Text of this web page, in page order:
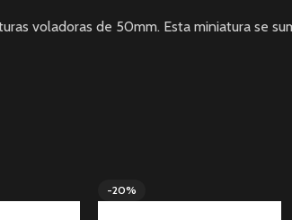
voladoras de 50mm. Esta miniatura se
-20%